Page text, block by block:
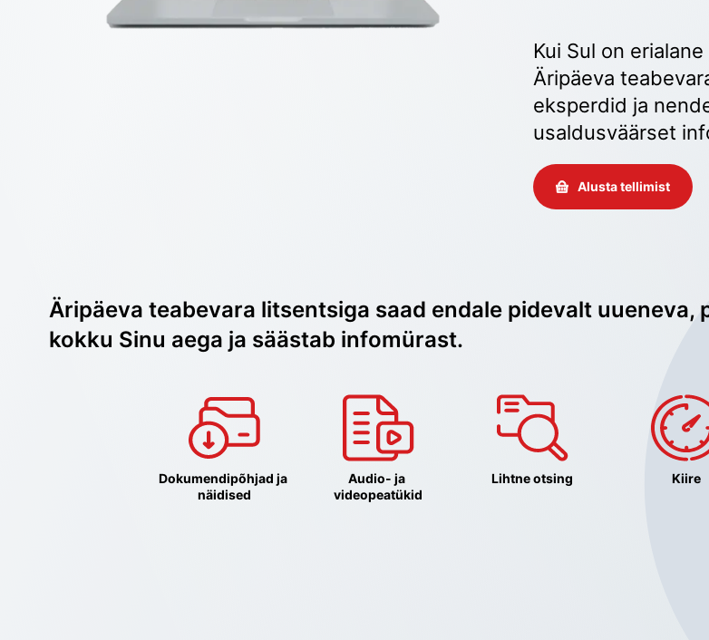
Kui Sul on
Äripäeva
eksperdid ja
usaldusväärset
Alusta tellimist
Äripäeva teabevara litsentsiga saad endale pidevalt
kokku Sinu aega ja säästab infomürast.
Dokumendipõhjad ja
näidised
Audio- ja
videopeatükid
Lihtne otsing Kiire